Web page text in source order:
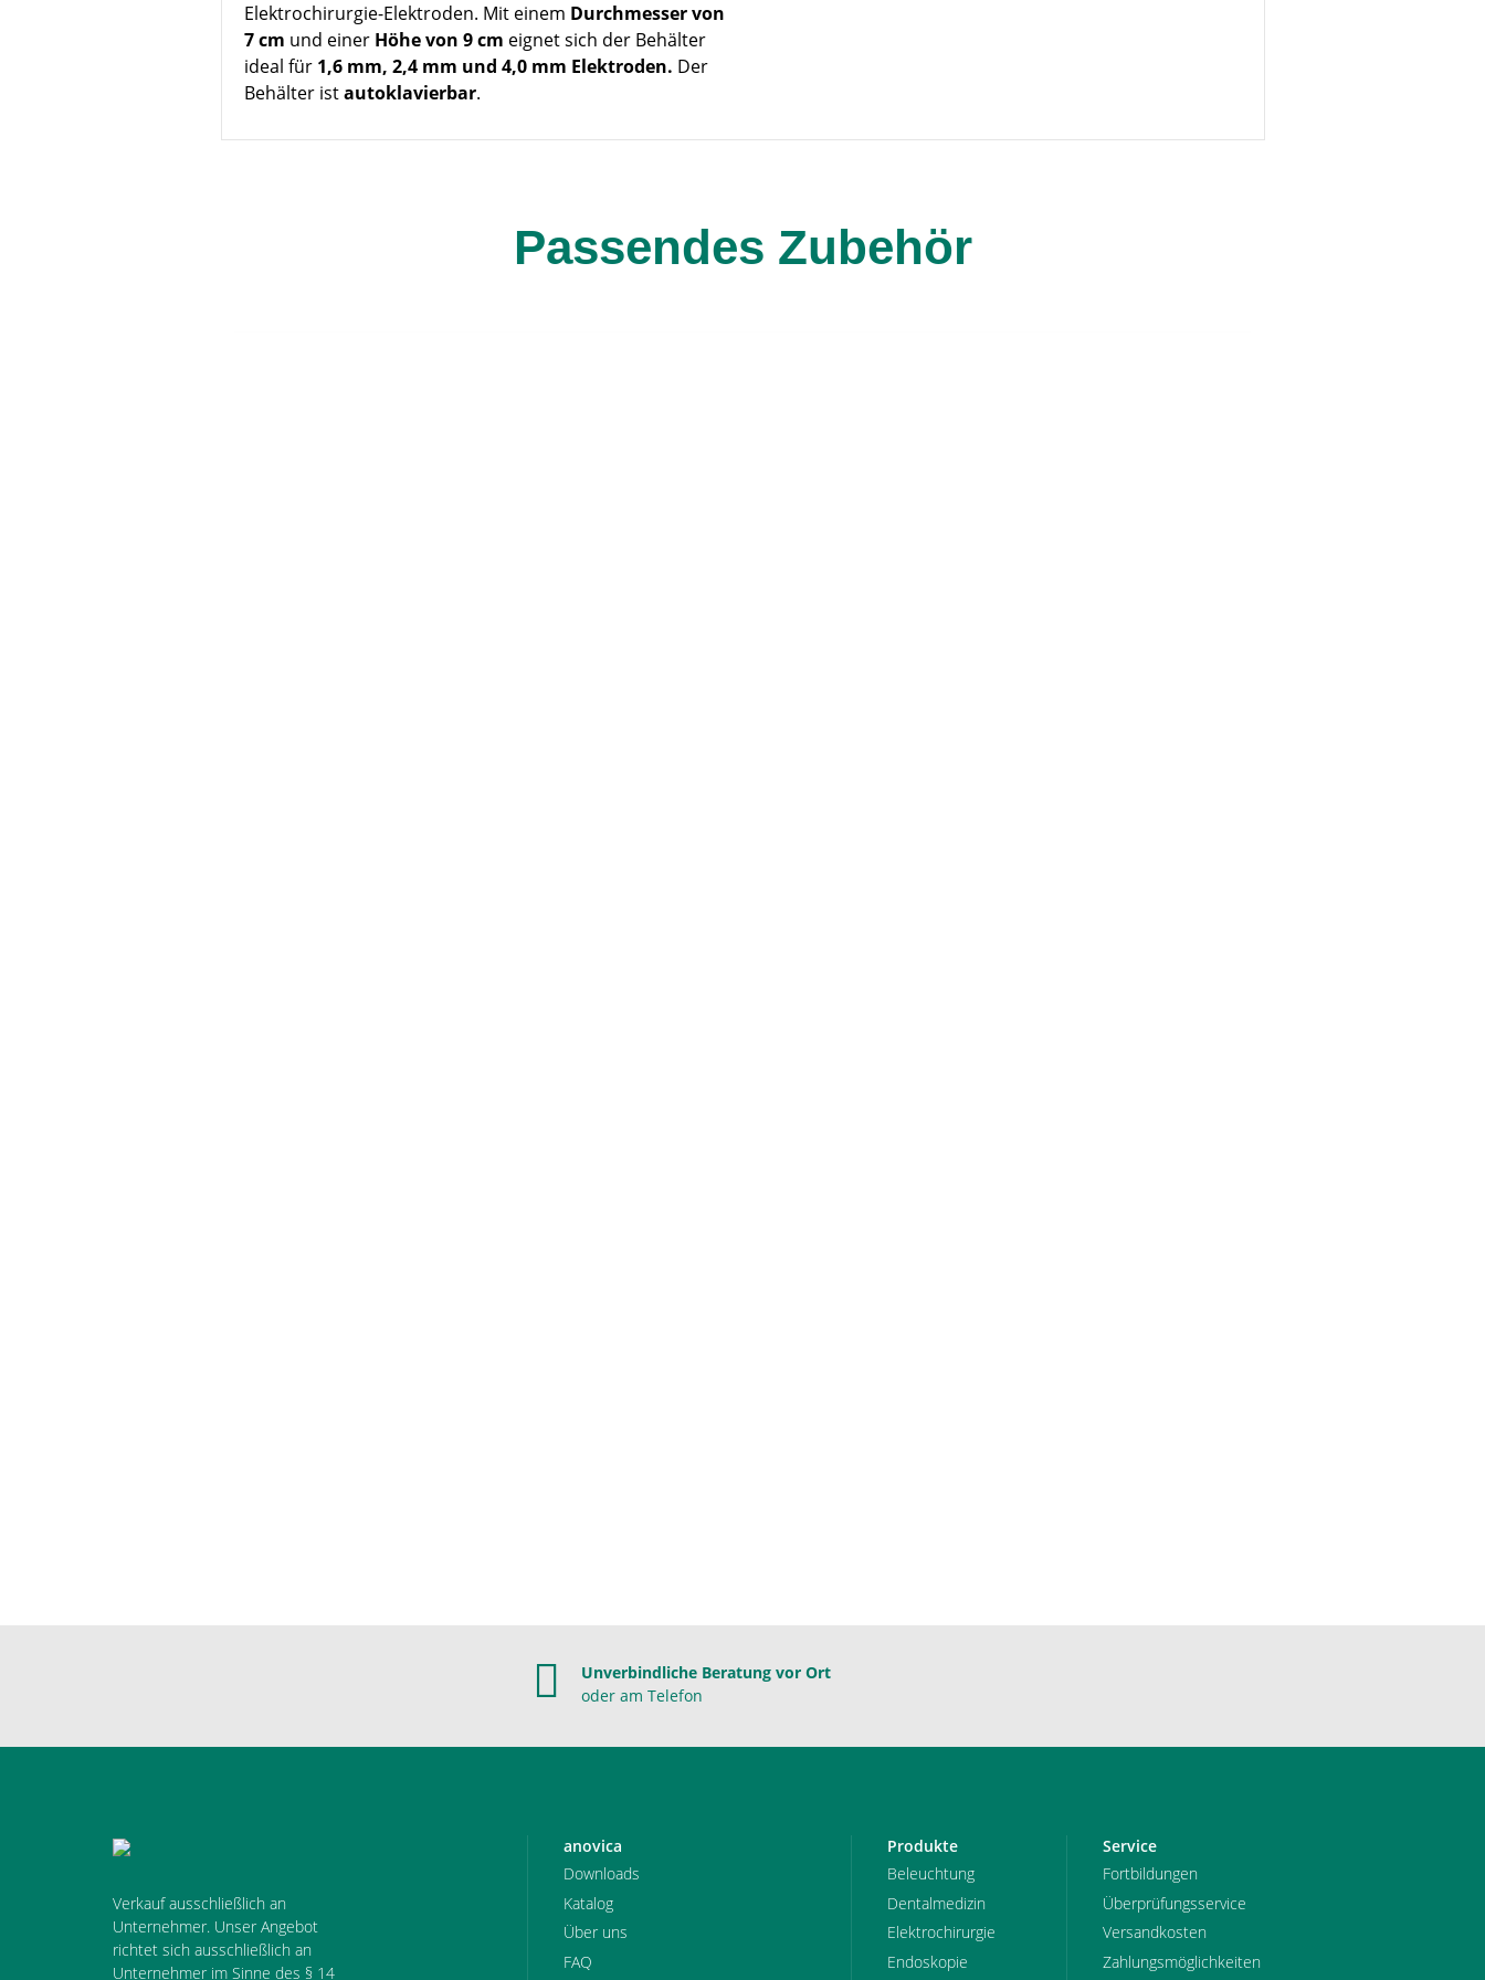
Elektrochirurgie-Elektroden. Mit einem Durchmesser von
7 cm und einer Höhe von 9 cm eignet sich der Behälter
ideal für 1,6 mm, 2,4 mm und 4,0 mm Elektroden. Der
Behälter istautoklavierbar.
Passendes Zubehör
Unverbindliche Beratung vor Ort
oder am Telefon
Verkauf ausschließlich an
Unternehmer. Unser Angebot
richtet sich ausschließlich an
Unternehmer im Sinne des § 14
anovica
Downloads
Katalog
Über uns
FAQ
Produkte
Beleuchtung
Dentalmedizin
Elektrochirurgie
Endoskopie
Service
Fortbildungen
Überprüfungsservice
Versandkosten
Zahlungsmöglichkeiten